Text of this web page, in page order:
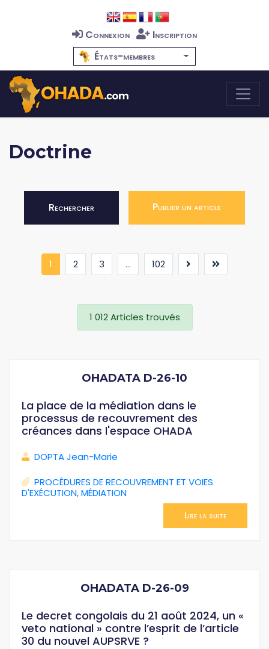
Connexion
Inscription
États-membres
Doctrine
Rechercher Publier un article
1 (current)
2 3 ... 102
1 012 Articles trouvés
OHADATA D-26-10
La place de la médiation dans le
processus de recouvrement des
créances dans l'espace OHADA
DOPTA Jean-Marie
PROCÉDURES DE RECOUVREMENT ET VOIES
D'EXÉCUTION,MÉDIATION
Lire la suite
OHADATA D-26-09
Le decret congolais du 21 août 2024, un «
veto national » contre l’esprit de l’article
30 du nouvel AUPSRVE ?